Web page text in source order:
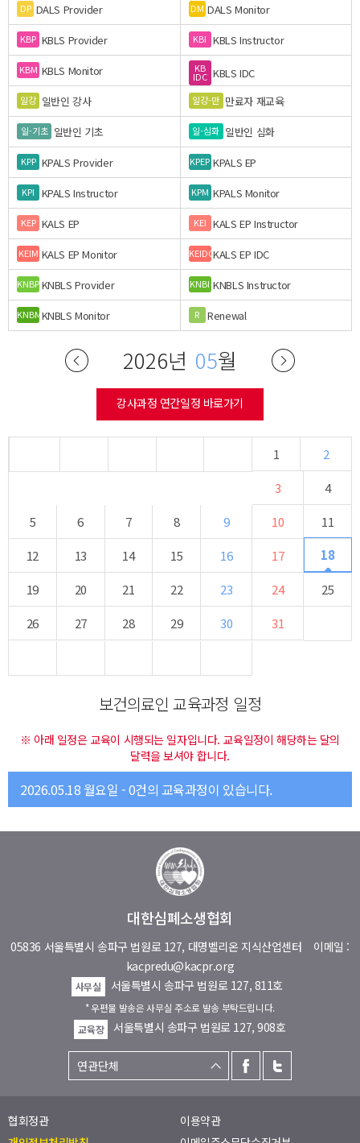
DP DALS Provider DM DALS Monitor
KBP KBLS Provider KBI KBLS Instructor
KBM KBLS Monitor KB
IDC KBLS IDC
일강 일반인 강사 일강-만 만료자 재교육
일-기초 일반인 기초 일-심화 일반인 심화
KPP KPALS Provider KPEP KPALS EP
KPI KPALS Instructor KPM KPALS Monitor
KEP KALS EP KEI KALS EP Instructor
KEIM KALS EP Monitor KEIDCKALS EP IDC
KNBPKNBLS Provider KNBI KNBLS Instructor
KNBMKNBLS Monitor R Renewal
2026년 05월
강사과정 연간일정 바로가기
1
2
3
4
5
6 7 8 9 10
11
12
13 14 15 16 17 18
19 20 21 22 23 24
25
26
27 28 29 30 31
보건의료인 교육과정 일정
※ 아래 일정은 교육이 시행되는 일자입니다. 교육일정이 해당하는 달의
달력을 보셔야 합니다.
2026.05.18 월요일 - 0건의 교육과정이 있습니다.
대한심폐소생협회
05836 서울특별시 송파구 법원로 127, 대명벨리온 지식산업센터 이메일 :
kacpredu@kacpr.org
사무실 서울특별시 송파구 법원로 127, 811호
* 우편물 발송은 사무실 주소로 발송 부탁드립니다.
교육장
서울특별시 송파구 법원로 127, 908호
협회정관
이용약관